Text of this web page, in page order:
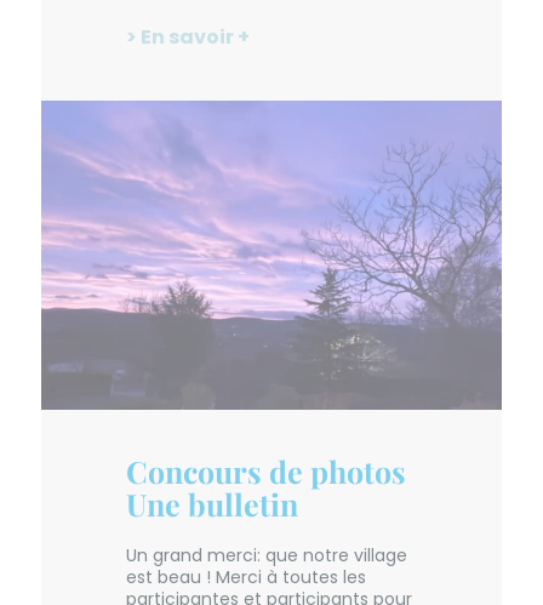
> En savoir +
Concours de photos
Une bulletin
Un grand merci: que notre village
est beau ! Merci à toutes les
participantes et participants pour